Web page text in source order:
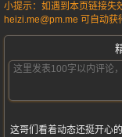
小提示：如遇到本页链接失
heizi.me@pm.me 可自动获
这哥们看着动态还挺开心